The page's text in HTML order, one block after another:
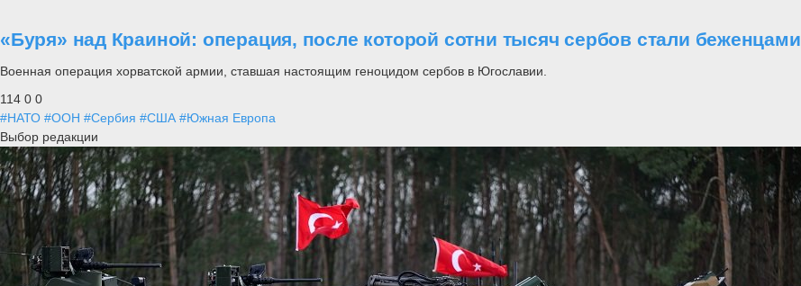
«Буря» над Краиной: операция, после которой сотни тысяч сербов стали беженцами
Военная операция хорватской армии, ставшая настоящим геноцидом сербов в Югославии.
114 0 0
#НАТО #ООН #Сербия #США #Южная Европа
Выбор редакции